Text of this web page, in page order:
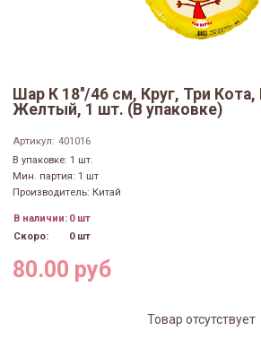
Шар К 18''/46 см, Круг, Три Кота,
Желтый, 1 шт. (В упаковке)
Артикул: 401016
В упаковке: 1 шт.
Мин. партия: 1 шт
Производитель: Китай
В наличии: 0 шт
Скоро:
0 шт
80.00 руб
Товар отсутствует